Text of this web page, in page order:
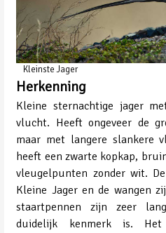
Kleinste Jager
Herkenning
Kleine sternachtige jager
vlucht. Heeft ongeveer de
maar met langere slankere
heeft een zwarte kopkap,
vleugelpunten zonder wit.
Kleine Jager en de wangen
staartpennen zijn zeer
duidelijk kenmerk is.